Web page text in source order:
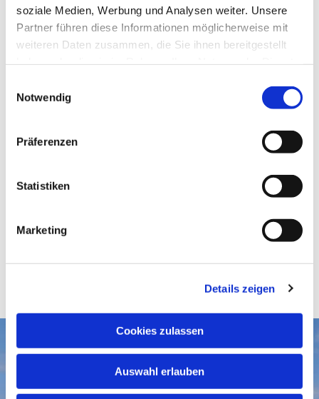
soziale Medien, Werbung und Analysen weiter. Unsere
Partner führen diese Informationen möglicherweise mit
weiteren Daten zusammen, die Sie ihnen bereitgestellt
Notwendig
Präferenzen
Statistiken
Marketing
Details zeigen
Cookies zulassen
Auswahl erlauben
Aktuelles
Gottesdienste
Gemeindegruß-Archiv